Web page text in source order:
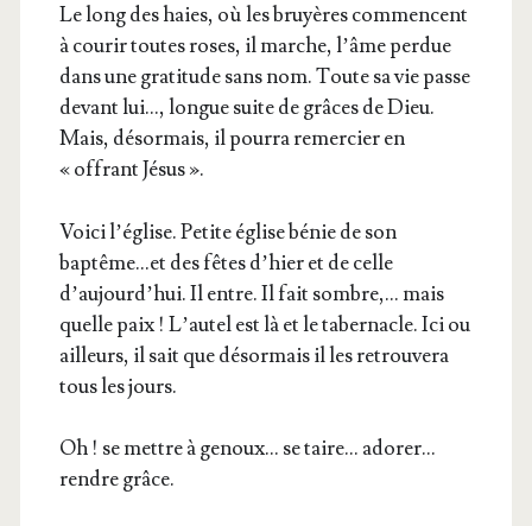
Le long des haies, où les bruyères com­mencent
à cou­rir toutes roses, il marche, l’âme per­due
dans une gra­ti­tude sans nom. Toute sa vie passe
devant lui…, longue suite de grâces de Dieu.
Mais, désor­mais, il pour­ra remer­cier en
« offrant Jésus ».
Voi­ci l’église. Petite église bénie de son
baptême…et des fêtes d’hier et de celle
d’aujourd’hui. Il entre. Il fait sombre,… mais
quelle paix ! L’autel est là et le taber­nacle. Ici ou
ailleurs, il sait que désor­mais il les retrou­ve­ra
tous les jours.
Oh ! se mettre à genoux… se taire… ado­rer…
rendre grâce.